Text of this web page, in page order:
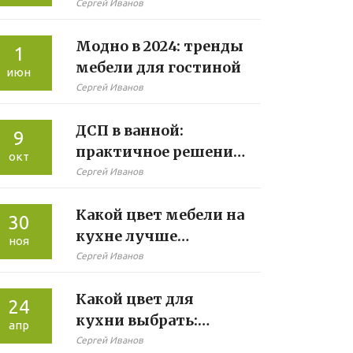
дивана для гостиной:
Сергей Иванов
1
июн
Модно в 2024: тренды
мебели для гостиной
Сергей Иванов
9
окт
ДСП в ванной:
практичное решение
или рискованное
Сергей Иванов
30
ноя
Какой цвет мебели на
кухне лучше
скрывает
Сергей Иванов
24
апр
Какой цвет для
кухни выбрать:
практичность на
Сергей Иванов